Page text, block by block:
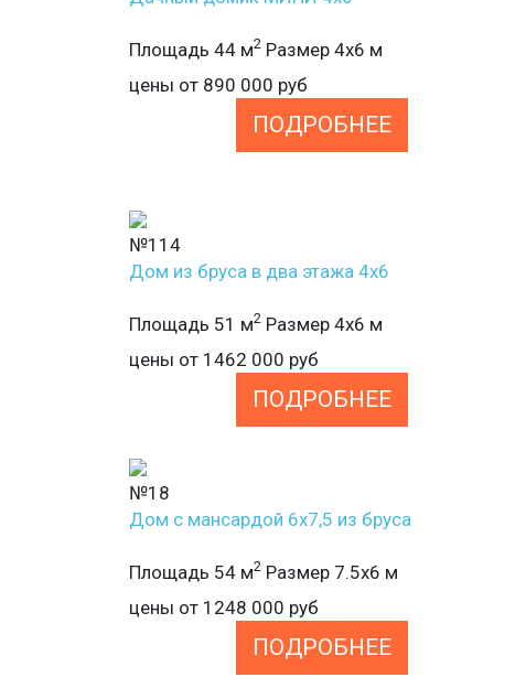
Площадь 44 м2 Размер 4х6 м
цены от 890 000 руб
ПОДРОБНЕЕ
№114
Дом из бруса в два этажа 4х6
Площадь 51 м2 Размер 4х6 м
цены от 1462 000 руб
ПОДРОБНЕЕ
№18
Дом с мансардой 6х7,5 из бруса
Площадь 54 м2 Размер 7.5х6 м
цены от 1248 000 руб
ПОДРОБНЕЕ